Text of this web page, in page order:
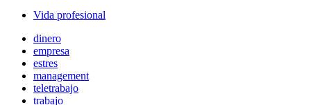
Vida profesional
dinero
empresa
estres
management
teletrabajo
trabajo